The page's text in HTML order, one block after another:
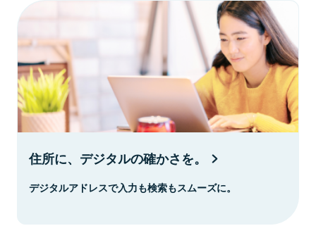
住所に、デジタルの確かさを。
デジタルアドレスで入力も検索もスムーズに。